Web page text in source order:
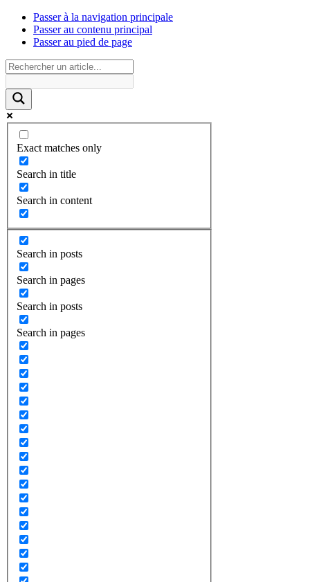
Passer à la navigation principale
Passer au contenu principal
Passer au pied de page
Exact matches only
Search in title
Search in content
Search in posts
Search in pages
Search in posts
Search in pages